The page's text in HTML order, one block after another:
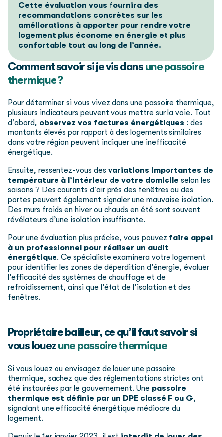
Cette évaluation vous fournira des
recommandations concrètes sur les
améliorations à apporter pour rendre votre
logement plus économe en énergie et plus
confortable tout au long de l’année.
Comment savoir si je vis dans une passoire
thermique ?
Pour déterminer si vous vivez dans une passoire thermique,
plusieurs indicateurs peuvent vous mettre sur la voie. Tout
d’abord, observez vos factures énergétiques : des
montants élevés par rapport à des logements similaires
dans votre région peuvent indiquer une inefficacité
énergétique.
Ensuite, ressentez-vous des variations importantes de
température à l’intérieur de votre domicile selon les
saisons ? Des courants d’air près des fenêtres ou des
portes peuvent également signaler une mauvaise isolation.
Des murs froids en hiver ou chauds en été sont souvent
révélateurs d’une isolation insuffisante.
Pour une évaluation plus précise, vous pouvez faire appel
à un professionnel pour réaliser un audit
énergétique. Ce spécialiste examinera votre logement
pour identifier les zones de déperdition d’énergie, évaluer
l’efficacité des systèmes de chauffage et de
refroidissement, ainsi que l’état de l’isolation et des
fenêtres.
Propriétaire bailleur, ce qu’il faut savoir si
vous louezune passoire thermique
Si vous louez ou envisagez de louer une passoire
thermique, sachez que des réglementations strictes ont
été instaurées par le gouvernement. Une passoire
thermique est définie par un DPE classé F ou G,
signalant une efficacité énergétique médiocre du
logement.